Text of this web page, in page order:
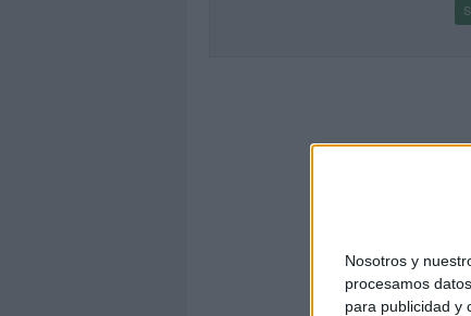
Nosotros y
procesamos
para publicidad y